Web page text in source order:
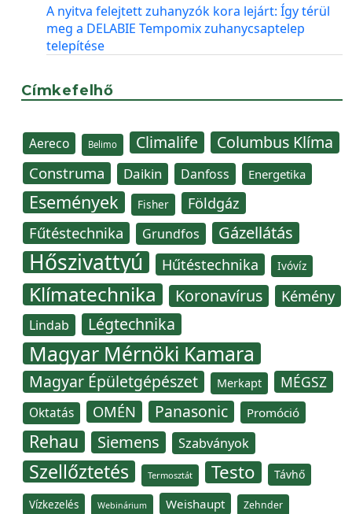
A nyitva felejtett zuhanyzók kora lejárt: Így térül
meg a DELABIE Tempomix zuhanycsaptelep
telepítése
Címkefelhő
Aereco Belimo Climalife Columbus Klíma
Construma Daikin Danfoss Energetika
Események Fisher Földgáz
Fűtéstechnika Grundfos Gázellátás
Hőszivattyú Hűtéstechnika Ivóvíz
Klímatechnika Koronavírus Kémény
Lindab Légtechnika
Magyar Mérnöki Kamara
Magyar Épületgépészet Merkapt MÉGSZ
Oktatás OMÉN Panasonic Promóció
Rehau Siemens Szabványok
Szellőztetés Termosztát Testo Távhő
Vízkezelés Webinárium Weishaupt Zehnder